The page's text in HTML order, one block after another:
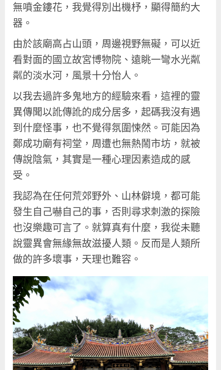
無噴金鏤花，我覺得別出機杼，顯得簡約大
器。
由於該廟高占山頭，周邊視野無礙，可以近
看對面的國立故宮博物院、遠眺一彎水光粼
粼的淡水河，風景十分怡人。
以我去過許多鬼地方的經驗來看，這裡的靈
異傳聞以訛傳訛的成分居多，起碼我沒有遇
到什麼怪事，也不覺得氛圍悚然。可能因為
鄭成功廟有祠堂，周遭也無熱鬧市坊，就被
傳說陰氣，其實是一種心理因素造成的感
受。
我認為在任何荒郊野外、山林僻境，都可能
發生自己嚇自己的事，否則尋求刺激的探險
也沒樂趣可言了。就算真有什麼，我從未聽
說靈異會無緣無故滋擾人類。反而是人類所
做的許多壞事，天理也難容。